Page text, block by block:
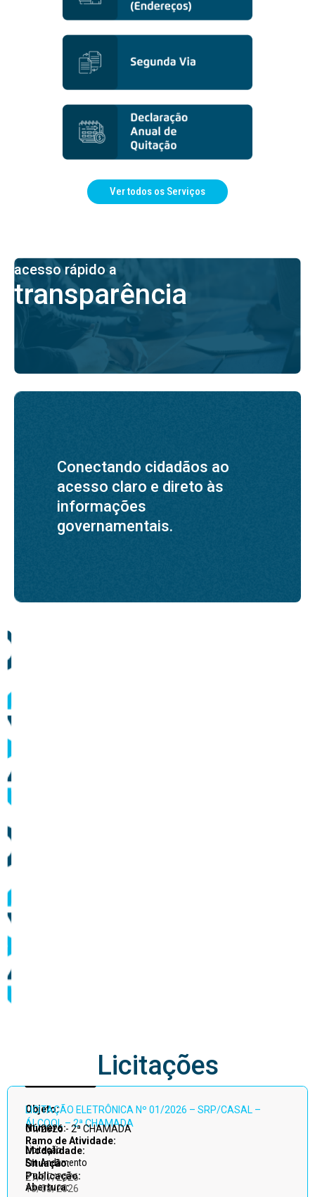
Ver todos os Serviços
acesso rápido a
transparência
Conectando cidadãos ao
acesso claro e direto às
informações
governamentais.
Acessar
todos
Licitações
Objeto:
LICITAÇÃO ELETRÔNICA Nº 01/2026 – SRP/CASAL –
ÁLCOOL – 2ª CHAMADA
Número:
01/2026 - 2ª CHAMADA
Ramo de Atividade:
Modalidade:
Licitação
Situação:
Em Andamento
Publicação:
27/07/2026
Abertura:
13/08/2026